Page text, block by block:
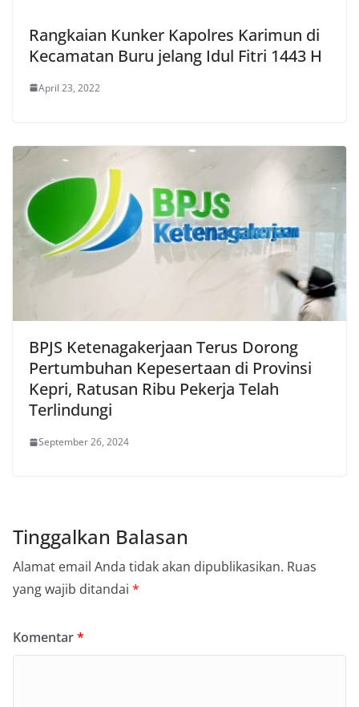
Rangkaian Kunker Kapolres Karimun di
Kecamatan Buru jelang Idul Fitri 1443 H
April 23, 2022
BPJS Ketenagakerjaan Terus Dorong
Pertumbuhan Kepesertaan di Provinsi
Kepri, Ratusan Ribu Pekerja Telah
Terlindungi
September 26, 2024
Tinggalkan Balasan
Alamat email Anda tidak akan dipublikasikan. Ruas
yang wajib ditandai *
Komentar*